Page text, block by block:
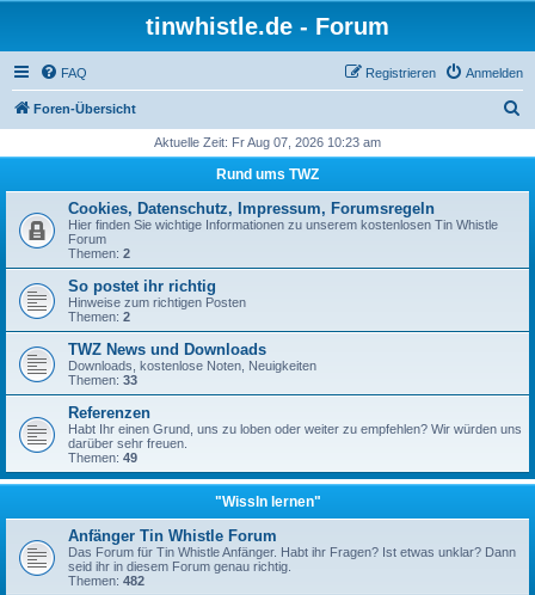
tinwhistle.de - Forum
FAQ Anmelden
Registrieren
Foren-Übersicht
h
Aktuelle Zeit: Fr Aug 07, 2026 10:23 am
Rund ums TWZ
Cookies, Datenschutz, Impressum, Forumsregeln
Hier finden Sie wichtige Informationen zu unserem kostenlosen Tin Whistle
Forum
Themen: 2
So postet ihr richtig
Hinweise zum richtigen Posten
Themen: 2
TWZ News und Downloads
Downloads, kostenlose Noten, Neuigkeiten
Themen: 33
Referenzen
Habt Ihr einen Grund, uns zu loben oder weiter zu empfehlen? Wir würden uns
darüber sehr freuen.
Themen: 49
"Wissln lernen"
Anfänger Tin Whistle Forum
Das Forum für Tin Whistle Anfänger. Habt ihr Fragen? Ist etwas unklar? Dann
seid ihr in diesem Forum genau richtig.
Themen: 482